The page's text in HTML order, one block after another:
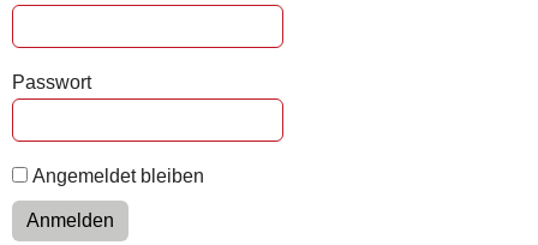
Passwort
Angemeldet bleiben
Anmelden